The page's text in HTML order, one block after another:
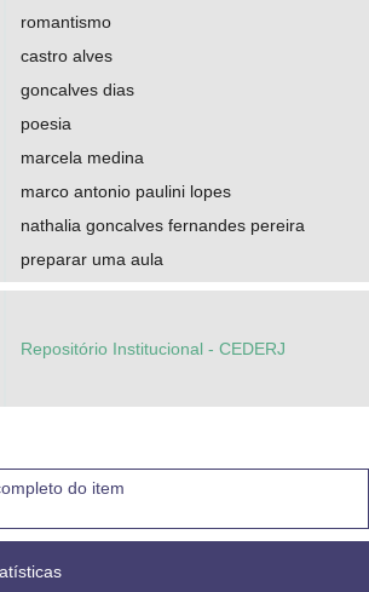
romantismo
castro alves
goncalves dias
poesia
marcela medina
marco antonio paulini lopes
nathalia goncalves fernandes pereira
preparar uma aula
Repositório Institucional - CEDERJ
do item